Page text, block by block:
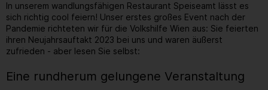
In unserem wandlungsfähigen Restaurant Speiseamt lässt es
sich richtig cool feiern! Unser erstes großes Event nach der
Pandemie richteten wir für die Volkshilfe Wien aus: Sie feierten
ihren Neujahrsauftakt 2023 bei uns und waren äußerst
zufrieden - aber lesen Sie selbst:
Eine rundherum gelungene Veranstaltung